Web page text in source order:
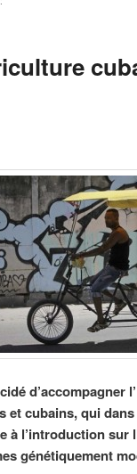
d’accompagner
et cubains, qui
à l’introduction sur
génétiquement